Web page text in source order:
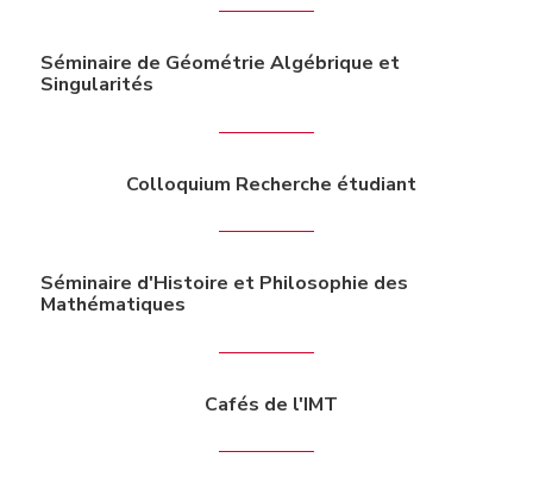
Séminaire de Géométrie Algébrique et
Singularités
Colloquium Recherche étudiant
Séminaire d'Histoire et Philosophie des
Mathématiques
Cafés de l'IMT